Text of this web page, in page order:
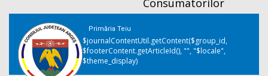
Consumatorilor
Primăria Teiu
$journalContentUtil.getContent($group_id,
$footerContent.getArticleId(), "", "$locale",
$theme_display)